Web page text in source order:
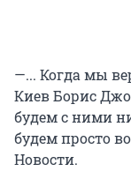
—... Когда мы
Киев Борис
будем с ними
будем просто
Новости.